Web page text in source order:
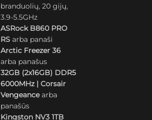
branduolių, 20 gijų,
3.9-5.5GHz
ASRock B860 PRO
RS arba panaši
Arctic Freezer 36
arba panašus
32GB (2x16GB) DDR5
6000MHz | Corsair
Vengeancearba
panašūs
Kingston NV3 1TB